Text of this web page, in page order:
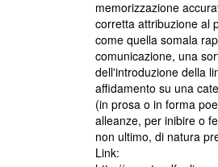
memorizzazione
corretta attribuzione al
come quella somala
comunicazione, una
dell'introduzione della
affidamento su una
(in prosa o in forma
alleanze, per inibire o
non ultimo, di natura
Link: